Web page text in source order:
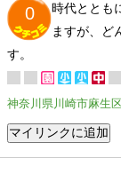
0
時代ととも
ますが、ど
す。
神奈川県川崎市麻生